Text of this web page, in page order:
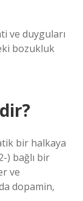
ve duyguları
bozukluk
bir halkaya
) bağlı bir
ve
dopamin,